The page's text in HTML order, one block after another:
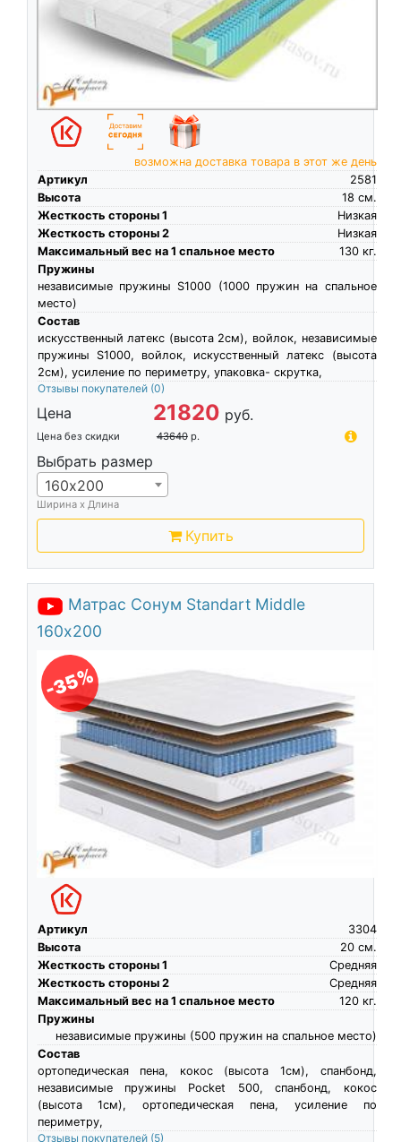
возможна доставка товара в этот же день
Артикул
2581
Высота
см.
18
Жесткость стороны 1
Низкая
Жесткость стороны 2
Низкая
Максимальный вес на 1 спальное место
кг.
130
Пружины
независимые пружины S1000 (1000 пружин на спальное
место)
Состав
искусственный латекс (высота 2см), войлок, независимые
пружины S1000, войлок, искусственный латекс (высота
2см), усиление по периметру, упаковка- скрутка,
Отзывы покупателей (0)
Цена 21820 руб.
Цена без скидки 43640 р.
Выбрать размер
160х200
Ширина х Длина
Купить
Матрас Сонум Standart Middle
160х200
-35%
Артикул
3304
Высота
см.
20
Жесткость стороны 1
Средняя
Жесткость стороны 2
Средняя
Максимальный вес на 1 спальное место
кг.
120
Пружины
независимые пружины (500 пружин на спальное место)
Состав
ортопедическая пена, кокос (высота 1см), спанбонд,
независимые пружины Pocket 500, спанбонд, кокос
(высота 1см), ортопедическая пена, усиление по
периметру,
Отзывы покупателей (5)